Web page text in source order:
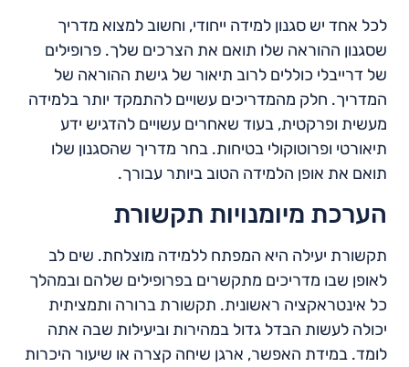
לכל אחד יש סגנון למידה ייחודי, וחשוב למצוא מדריך
שסגנון ההוראה שלו תואם את הצרכים שלך. פרופילים
של דרייבלי כוללים לרוב תיאור של גישת ההוראה של
המדריך. חלק מהמדריכים עשויים להתמקד יותר בלמידה
מעשית ופרקטית, בעוד שאחרים עשויים להדגיש ידע
תיאורטי ופרוטוקולי בטיחות. בחר מדריך שהסגנון שלו
תואם את אופן הלמידה הטוב ביותר עבורך.
הערכת מיומנויות תקשורת
תקשורת יעילה היא המפתח ללמידה מוצלחת. שים לב
לאופן שבו מדריכים מתקשרים בפרופילים שלהם ובמהלך
כל אינטראקציה ראשונית. תקשורת ברורה ותמציתית
יכולה לעשות הבדל גדול במהירות וביעילות שבה אתה
לומד. במידת האפשר, ארגן שיחה קצרה או שיעור היכרות